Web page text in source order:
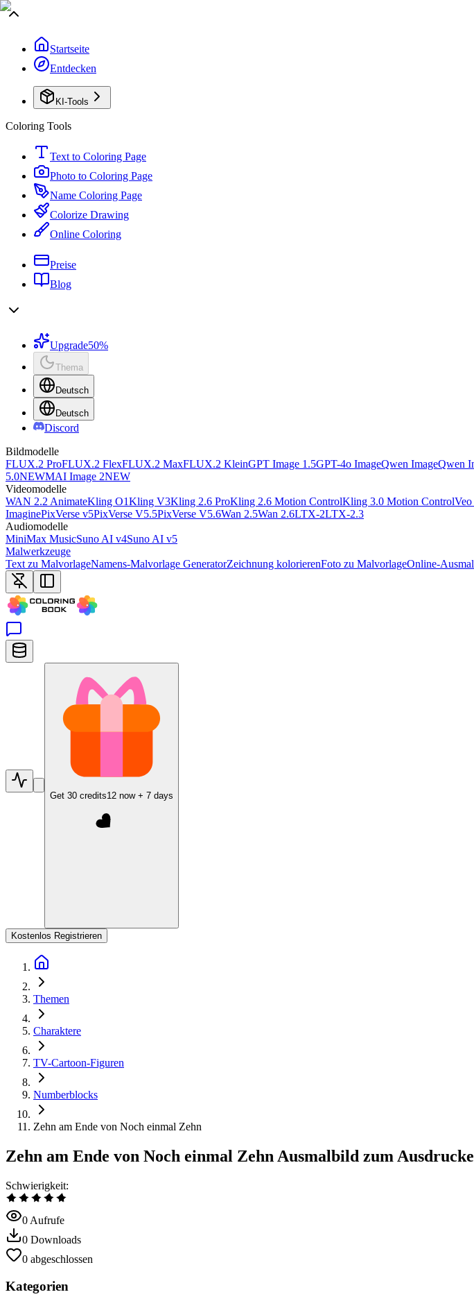
Startseite
Entdecken
KI-Tools
Coloring Tools
Text to Coloring Page
Photo to Coloring Page
Name Coloring Page
Colorize Drawing
Online Coloring
Preise
Blog
Upgrade50%
Thema
Deutsch
Deutsch
Discord
Bildmodelle
FLUX.2 ProFLUX.2 FlexFLUX.2 MaxFLUX.2 KleinGPT Image 1.5GPT-4o ImageQwen ImageQwen
5.0NEWMAI Image 2NEW
Videomodelle
WAN 2.2 AnimateKling O1Kling V3Kling 2.6 ProKling 2.6 Motion ControlKling 3.0 Motion ControlVeo
ImaginePixVerse v5PixVerse V5.5PixVerse V5.6Wan 2.5Wan 2.6LTX-2LTX-2.3
Audiomodelle
MiniMax MusicSuno AI v4Suno AI v5
Malwerkzeuge
Text zu MalvorlageNamens-Malvorlage GeneratorZeichnung kolorierenFoto zu MalvorlageOnline-
Get 30 credits12 now + 7 days
Kostenlos Registrieren
Themen
Charaktere
TV-Cartoon-Figuren
Numberblocks
Zehn am Ende von Noch einmal Zehn
Zehn am Ende von Noch einmal Zehn Ausmalbild zum
Schwierigkeit:
0 Aufrufe
0 Downloads
0 abgeschlossen
Kategorien